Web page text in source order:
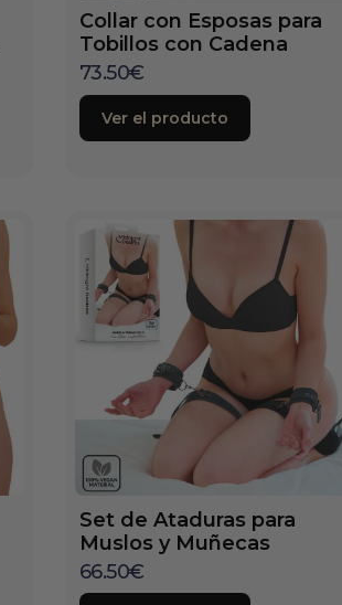
Collar con Esposas para
Tobillos con Cadena
73.50€
Ver el producto
Set de Ataduras para
Muslos y Muñecas
66.50€